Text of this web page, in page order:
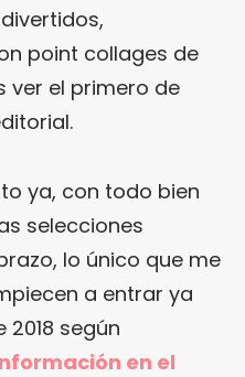
point collages de
ver el primero de
ya, con todo bien
selecciones
lo único que me
a entrar ya
según
en el